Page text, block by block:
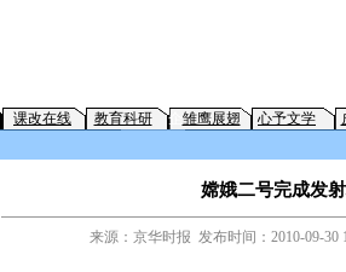
课改在线 教育科研 企 雏鹰展翅 心予文学
嫦娥二号完成发
来源：京华时报 发布时间：2010-09-30